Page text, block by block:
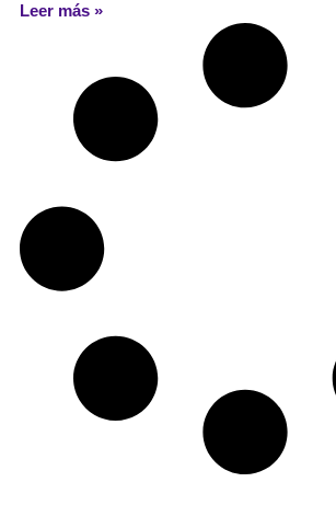
Leer más »